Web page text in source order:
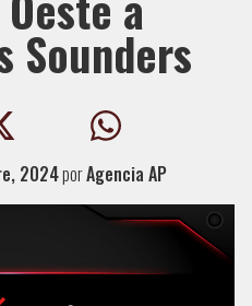
Sounders
2024porAgencia AP